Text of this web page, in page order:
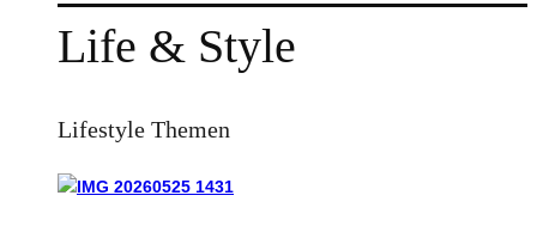
Life & Style
Lifestyle Themen